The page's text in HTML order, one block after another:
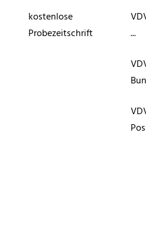
kostenlose
Probezeitschrift
...